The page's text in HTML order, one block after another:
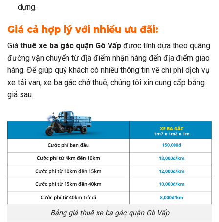
dựng.
Giá cả hợp lý với nhiều ưu đãi:
Giá thuê xe ba gác quận Gò Vấp được tính dựa theo quãng
đường vận chuyển từ địa điểm nhận hàng đến địa điểm giao
hàng. Để giúp quý khách có nhiều thông tin về chi phí dịch vụ
xe tải van, xe ba gác chở thuê, chúng tôi xin cung cấp bảng
giá sau.
Bảng giá thuê xe ba gác quận Gò Vấp